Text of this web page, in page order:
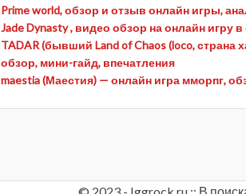
Prime world, обзор и отзыв онлайн игры,
Jade Dynasty , видео обзор на онлайн игру
TADAR (бывший Land of Chaos (loco, страна
обзор, мини-гайд, впечатления
maestia (Маестия) — онлайн игра мморпг,